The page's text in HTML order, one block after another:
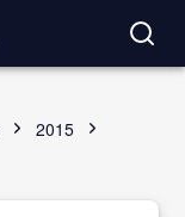
2015